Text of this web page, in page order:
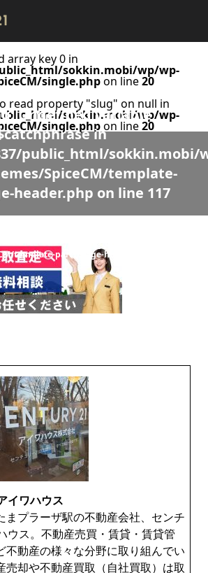
array key 0 in
sokkin.mobi/wp/wp-
single.phpon line20
read property "slug" on null in
sokkin.mobi/wp/wp-
single.phpon line20
: Undefined variable
in
public_html/sokkin.mobi/
SpiceCM/template-
header.php on line 117
template-parts/page-header.php
イワハウス
まプラーザ駅の不動産会社、センチ
ウス。不動産売買・賃貸・賃貸管
不動産の様々な分野に取り組んでい
売却や不動産買取（自社買取）は取